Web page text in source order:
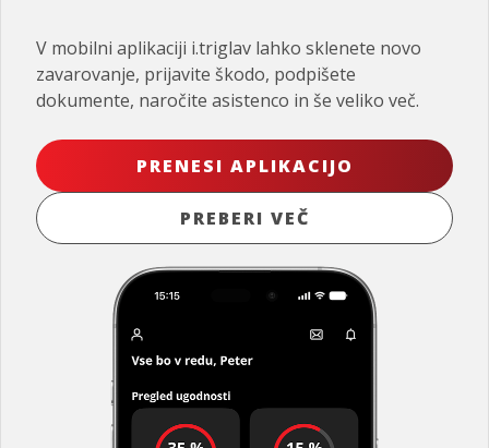
V mobilni aplikaciji i.triglav lahko sklenete novo
zavarovanje, prijavite škodo, podpišete
dokumente, naročite asistenco in še veliko več.
PRENESI APLIKACIJO
PREBERI VEČ